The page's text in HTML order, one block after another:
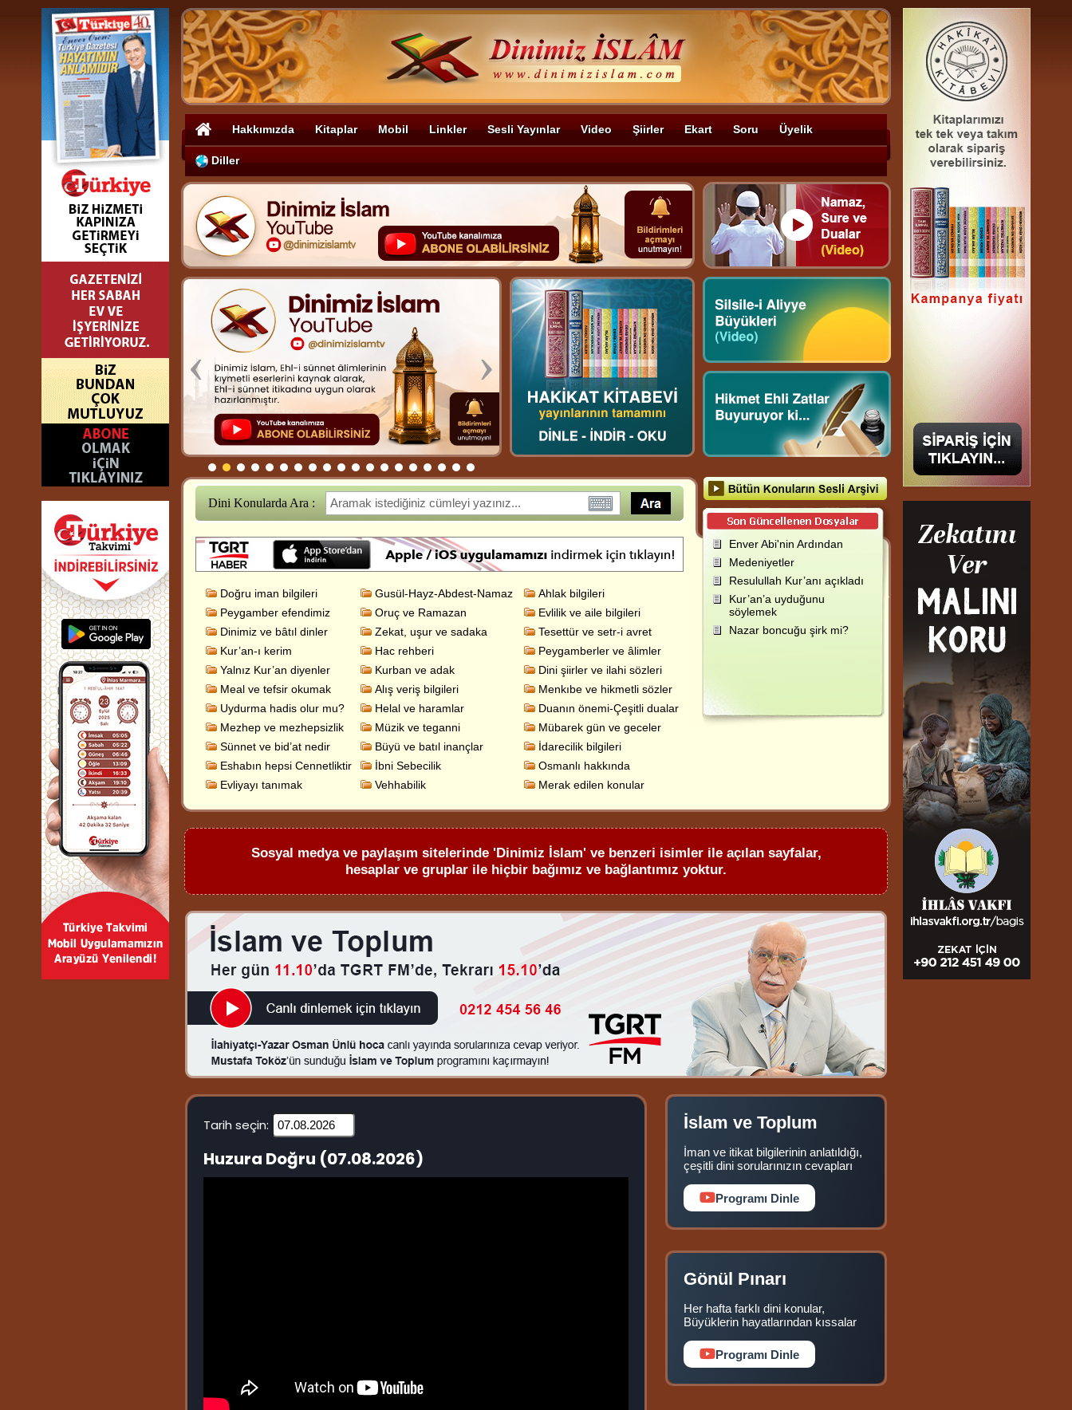
Hakkımızda Kitaplar Mobil Linkler Sesli Yayınlar Video Şiirler Ekart Soru Üyelik
Diller
‹ ›
Dini Konularda Ara :
Enver Abi'nin Ardından
Medeniyetler
Resulullah Kur’anı açıkladı
Kur’an’a uyduğunu
söylemek
Nazar boncuğu şirk mi?
Doğru iman bilgileri
Peygamber efendimiz
Dinimiz ve bâtıl dinler
Kur’an-ı kerim
Yalnız Kur’an diyenler
Meal ve tefsir okumak
Uydurma hadis olur mu?
Mezhep ve mezhepsizlik
Sünnet ve bid’at nedir
Eshabın hepsi Cennetliktir
Evliyayı tanımak
Gusül-Hayz-Abdest-Namaz
Oruç ve Ramazan
Zekat, uşur ve sadaka
Hac rehberi
Kurban ve adak
Alış veriş bilgileri
Helal ve haramlar
Müzik ve teganni
Büyü ve batıl inançlar
İbni Sebecilik
Vehhabilik
Ahlak bilgileri
Evlilik ve aile bilgileri
Tesettür ve setr-i avret
Peygamberler ve âlimler
Dini şiirler ve ilahi sözleri
Menkıbe ve hikmetli sözler
Duanın önemi-Çeşitli dualar
Mübarek gün ve geceler
İdarecilik bilgileri
Osmanlı hakkında
Merak edilen konular
Sosyal medya ve paylaşım sitelerinde 'Dinimiz İslam' ve benzeri isimler ile açılan sayfalar,
hesaplar ve gruplar ile hiçbir bağımız ve bağlantımız yoktur.
İslam ve Toplum
İman ve itikat bilgilerinin anlatıldığı,
çeşitli dini sorularınızın cevapları
Programı Dinle
Gönül Pınarı
Her hafta farklı dini konular,
Büyüklerin hayatlarından kıssalar
Programı Dinle